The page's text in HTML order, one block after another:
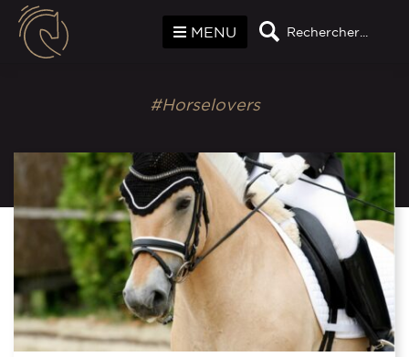
Rechercher...
MENU
#Horselovers
Panneau de gestion des cookies